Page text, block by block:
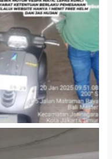
Cityplaza Jatinegara
Gedung Parkir P6A